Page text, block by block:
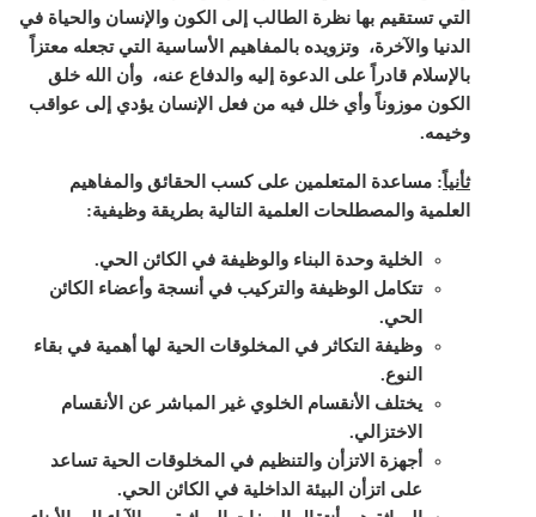
التي تستقيم بها نظرة الطالب إلى الكون والإنسان والحياة في
الدنيا والآخرة، وتزويده بالمفاهيم الأساسية التي تجعله معتزاً
بالإسلام قادراً على الدعوة إليه والدفاع عنه، وأن الله خلق
الكون موزوناً وأي خلل فيه من فعل الإنسان يؤدي إلى عواقب
وخيمه.
ثأنياً: مساعدة المتعلمين على كسب الحقائق والمفاهيم
العلمية والمصطلحات العلمية التالية بطريقة وظيفية:
الخلية وحدة البناء والوظيفة في الكائن الحي.
تتكامل الوظيفة والتركيب في أنسجة وأعضاء الكائن
الحي.
وظيفة التكاثر في المخلوقات الحية لها أهمية في بقاء
النوع.
يختلف الأنقسام الخلوي غير المباشر عن الأنقسام
الاختزالي.
أجهزة الاتزأن والتنظيم في المخلوقات الحية تساعد
على اتزأن البيئة الداخلية في الكائن الحي.